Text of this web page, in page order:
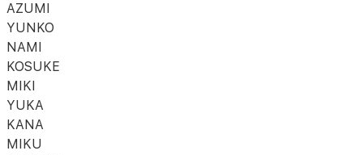
AZUMI
YUNKO
NAMI
KOSUKE
MIKI
YUKA
KANA
MIKU